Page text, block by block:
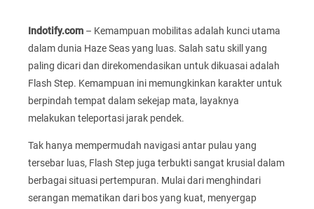
Indotify.com – Kemampuan mobilitas adalah kunci utama
dalam dunia Haze Seas yang luas. Salah satu skill yang
paling dicari dan direkomendasikan untuk dikuasai adalah
Flash Step. Kemampuan ini memungkinkan karakter untuk
berpindah tempat dalam sekejap mata, layaknya
melakukan teleportasi jarak pendek.
Tak hanya mempermudah navigasi antar pulau yang
tersebar luas, Flash Step juga terbukti sangat krusial dalam
berbagai situasi pertempuran. Mulai dari menghindari
serangan mematikan dari bos yang kuat, menyergap